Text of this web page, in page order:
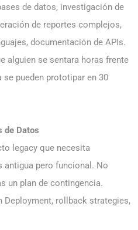
de datos, investigación de
de reportes complejos,
documentación de APIs.
alguien se sentara horas frente
se pueden prototipar en 30
de Datos
legacy que necesita
antigua pero funcional. No
un plan de contingencia.
Deployment, rollback strategies,